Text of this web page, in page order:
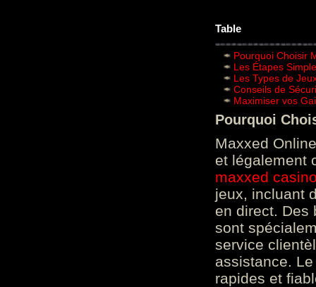
Table
Pourquoi Choisir
Les Étapes
Les Types de
Conseils de
Maximiser vos
Pourquoi
Maxxed
et légalement
maxxed
jeux, incluant
en direct. Des
sont
service
assistance.
rapides et